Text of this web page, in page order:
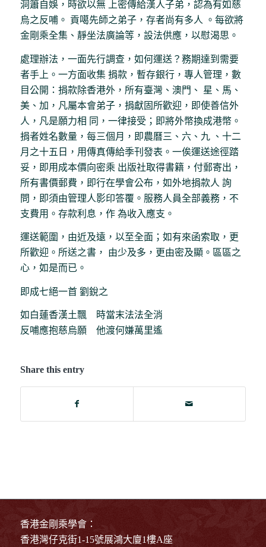
洞簫自娛，時欲以無 上密傳給漢人子弟，認為有如慈
烏之反哺。 貢噶先師之弟子，存者尚有多人 。每欲將
金剛乘全集、靜坐法廣論等，設法供應，以慰渴思。
處理辦法，一面先行調查，如何運送？務期達到需要
者手上。一方面收集 捐款，暫存銀行，專人管理，數
目公開：捐款除香港外，所有臺灣、澳門、 星、馬、
美、加，凡屬本會弟子，捐獻固所歡迎，即使善信外
人，凡是願力相 同，一律接受；即將外幣換成港幣。
捐者姓名數量，每三個月，即農曆三、六、九 、十二
月之十五日，用傳真傳給季刊發表。一俟運送途徑踏
妥，即用成本價向密乘 出版社取得書籍，付郵寄出，
所有書價郵費，即行在學會公布，如外地捐款人 詢
問，即須由管理人影印答覆。服務人員全部義務，不
支費用。存款利息，作 為收入應支。
運送範圍，由近及遠，以至全面；如有來函索取，更
所歡迎。所送之書， 由少及多，更由密及顯。區區之
心，如是而已。
即成七絕一首 劉銳之
如白蓮香漢土飄 時當末法法全消
反哺應抱慈烏願 他渡何嫌萬里遙
Share this entry
香港金剛乘學會：
香港灣仔克街1-15號展鴻大廈1樓A座